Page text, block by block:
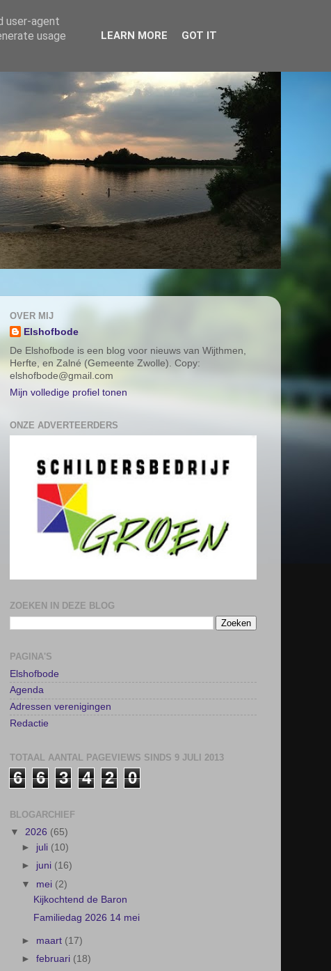
OVER MIJ
Elshofbode
De Elshofbode is een blog voor nieuws van Wijthmen,
Herfte, en Zalné (Gemeente Zwolle). Copy:
elshofbode@gmail.com
Mijn volledige profiel tonen
ONZE ADVERTEERDERS
ZOEKEN IN DEZE BLOG
PAGINA'S
Elshofbode
Agenda
Adressen verenigingen
Redactie
TOTAAL AANTAL PAGEVIEWS SINDS 9 JULI 2013
6 6 3 4 2 0
BLOGARCHIEF
▼ 2026 (65)
► juli (10)
► juni (16)
▼ mei (2)
Kijkochtend de Baron
Familiedag 2026 14 mei
► maart (17)
►februari (18)
user-agent
usage
LEARN MORE GOT IT